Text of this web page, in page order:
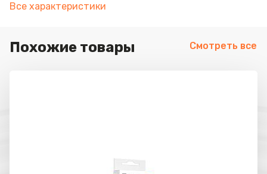
Все характеристики
Похожие товары Смотреть все